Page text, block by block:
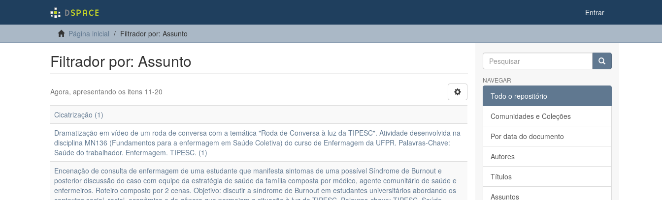
Entrar
Página inicial Filtrador por: Assunto
Filtrador por: Assunto
Agora, apresentando os itens 11-20
Cicatrização (1)
Dramatização em vídeo de um roda de conversa com a temática "Roda de Conversa à luz da TIPESC". Atividade desenvolvida na
disciplina MN136 (Fundamentos para a enfermagem em Saúde Coletiva) do curso de Enfermagem da UFPR. Palavras-Chave:
Saúde do trabalhador. Enfermagem. TIPESC. (1)
Encenação de consulta de enfermagem de uma estudante que manifesta sintomas de uma possível Síndrome de Burnout e
posterior discussão do caso com equipe da estratégia de saúde da família composta por médico, agente comunitário de saúde e
enfermeiros. Roteiro composto por 2 cenas. Objetivo: discutir a síndrome de Burnout em estudantes universitários abordando os
NAVEGAR
Todo o repositório
Comunidades e Coleções
Por data do documento
Autores
Títulos
Assuntos